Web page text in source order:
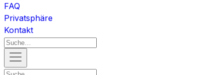
FAQ
Privatsphäre
Kontakt